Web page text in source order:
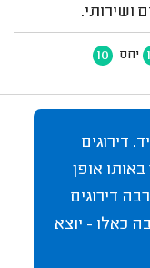
ושירותי.
יחס 10
דירוגים
באותו אופן
דירוגים
כאלו - יוצא